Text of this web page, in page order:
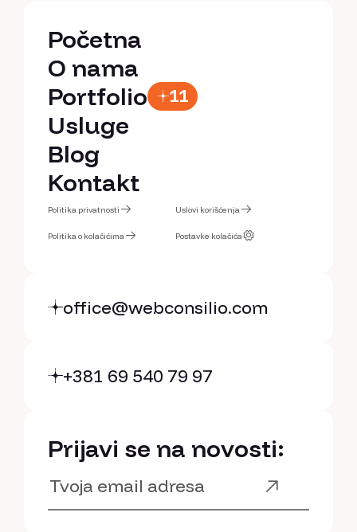
Početna
Početna
O nama
O nama
Portfolio
Portfolio
11
Usluge
Usluge
Blog
Blog
Kontakt
Kontakt
Politika privatnosti
Politika privatnosti
Uslovi korišćenja
Uslovi korišćenja
Politika o kolačićima Postavke kolačića
office@webconsilio.com
+381 69 540 79 97
Prijavi se na novosti: